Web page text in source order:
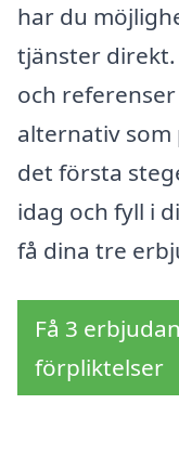
har du
tjänster
och
alternativ som
det första
idag och fyll i
få dina tre
Få 3
förpliktelser